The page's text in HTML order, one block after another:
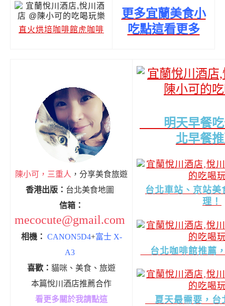
直火烘培咖啡館虎咖啡
更多宜蘭美食小
吃點這看更多
陳小可，三重人 ，分享美食旅遊
香港出版： 台北美食地圖
信箱：
mecocute@gmail.com
相機： CANON5D4+富士 X-
A3
喜歡： 貓咪、美食、旅遊
本篇悅川酒店推薦合作
看更多關於我請點這
明天早餐吃
北早餐
台北車站、京站美
理！
台北咖啡館推薦
夏天最需要，台